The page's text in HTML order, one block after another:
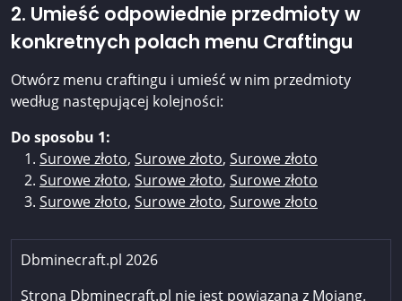
2. Umieść odpowiednie przedmioty w
konkretnych polach menu Craftingu
Otwórz menu craftingu i umieść w nim przedmioty
według następującej kolejności:
Do sposobu 1:
Surowe złoto, Surowe złoto, Surowe złoto
Surowe złoto, Surowe złoto, Surowe złoto
Surowe złoto, Surowe złoto, Surowe złoto
Dbminecraft.pl 2026
Strona Dbminecraft.pl nie jest powiązana z Mojang.